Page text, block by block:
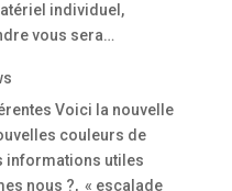
individuel,
vous sera…
Voici la nouvelle
couleurs de
informations utiles
nous ?, « escalade